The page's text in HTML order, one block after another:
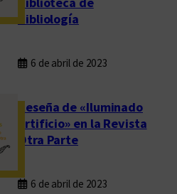
Bibliología
6 de abril de 2023
Reseña de «Iluminado
artificio» en la Revista
Otra Parte
6 de abril de 2023